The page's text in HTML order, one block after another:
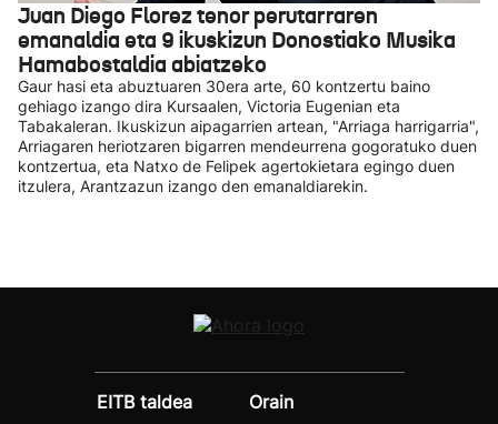
Juan Diego Florez tenor perutarraren
emanaldia eta 9 ikuskizun Donostiako Musika
Hamabostaldia abiatzeko
Gaur hasi eta abuztuaren 30era arte, 60 kontzertu baino
gehiago izango dira Kursaalen, Victoria Eugenian eta
Tabakaleran. Ikuskizun aipagarrien artean, "Arriaga harrigarria",
Arriagaren heriotzaren bigarren mendeurrena gogoratuko duen
kontzertua, eta Natxo de Felipek agertokietara egingo duen
itzulera, Arantzazun izango den emanaldiarekin.
EITB taldea
Orain